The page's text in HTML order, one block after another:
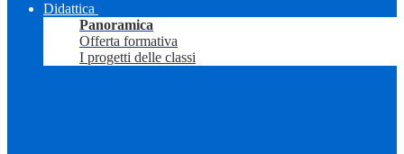
Didattica
Panoramica
Offerta formativa
I progetti delle classi